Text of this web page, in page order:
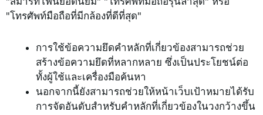
"โทรศัพท์มือถือที่มีกล้องที่ดีที่สุด"
การใช้ข้อความยึดคำหลักที่เกี่ยวข้องสามารถช่วย
สร้างข้อความยึดที่หลากหลาย ซึ่งเป็นประโยชน์ต่อ
ทั้งผู้ใช้และเครื่องมือค้นหา
นอกจากนี้ยังสามารถช่วยให้หน้าเว็บเป้าหมายได้รับ
การจัดอันดับสำหรับคำหลักที่เกี่ยวข้องในวงกว้างขึ้น